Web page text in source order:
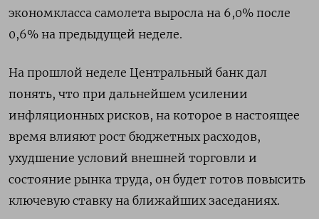
экономкласса самолета выросла на 6,0% после
0,6% на предыдущей неделе.
На прошлой неделе Центральный банк дал
понять, что при дальнейшем усилении
инфляционных рисков, на которое в настоящее
время влияют рост бюджетных расходов,
ухудшение условий внешней торговли и
состояние рынка труда, он будет готов повысить
ключевую ставку на ближайших заседаниях.